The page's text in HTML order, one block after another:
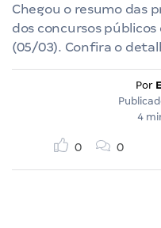
Chegou o resumo das
dos concursos
(05/03). Confira o
Por
4
0 0